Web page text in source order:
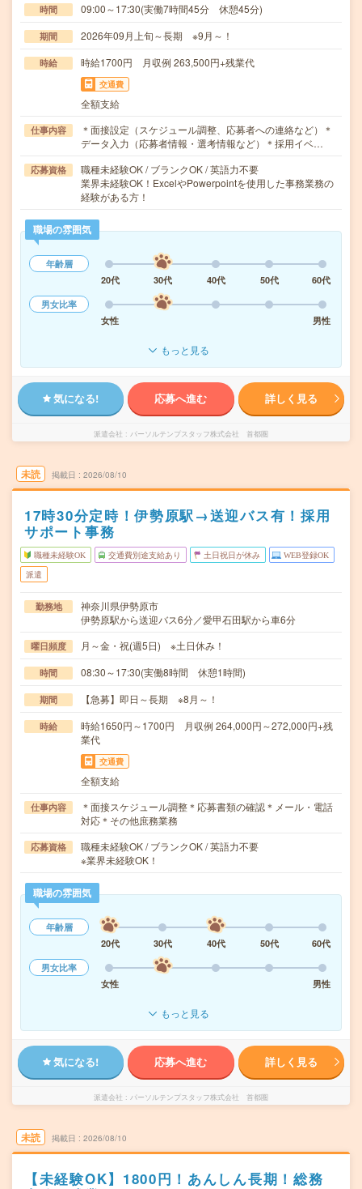
時間 09:00～17:30(実働7時間45分 休憩45分)
期間 2026年09月上旬～長期 ※9月～！
時給 時給1700円 月収例 263,500円+残業代
交通費
全額支給
仕事内容
＊面接設定（スケジュール調整、応募者への連絡など）＊
データ入力（応募者情報・選考情報など）＊採用イベ…
応募資格
職種未経験OK / ブランクOK / 英語力不要
業界未経験OK！ExcelやPowerpointを使用した事務業務の
経験がある方！
職場の雰囲気
年齢層
20代
30代 40代 50代
60代
男女比率
女性
男性
もっと見る
気になる! 応募へ進む 詳しく見る
派遣会社 パーソルテンプスタッフ株式会社 首都圏
未読 掲載日 2026/08/10
17時30分定時！伊勢原駅→送迎バス有！採用
サポート事務
職種未経験OK 交通費別途支給あり 土日祝日が休み WEB登録OK
派遣
勤務地
神奈川県伊勢原市
伊勢原駅から送迎バス6分／愛甲石田駅から車6分
曜日頻度 月～金・祝(週5日) ※土日休み！
時間 08:30～17:30(実働8時間 休憩1時間)
期間 【急募】即日～長期 ※8月～！
時給
時給1650円～1700円 月収例 264,000円～272,000円+残
業代
交通費
全額支給
仕事内容
＊面接スケジュール調整＊応募書類の確認＊メール・電話
対応＊その他庶務業務
応募資格
職種未経験OK / ブランクOK / 英語力不要
※業界未経験OK！
職場の雰囲気
年齢層
20代
30代 40代 50代
60代
男女比率
女性
男性
もっと見る
気になる! 応募へ進む 詳しく見る
派遣会社 パーソルテンプスタッフ株式会社 首都圏
未読 掲載日 2026/08/10
【未経験OK】1800円！あんしん長期！総務